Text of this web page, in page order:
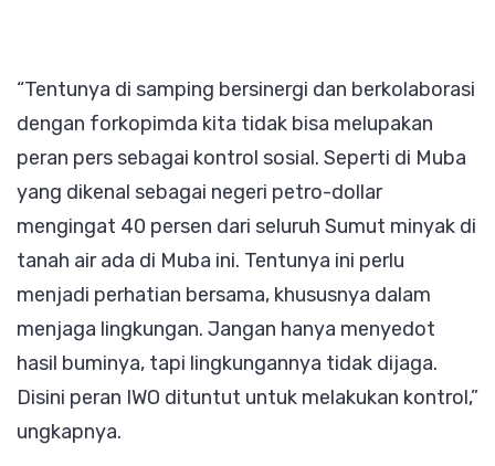
“Tentunya di samping bersinergi dan berkolaborasi
dengan forkopimda kita tidak bisa melupakan
peran pers sebagai kontrol sosial. Seperti di Muba
yang dikenal sebagai negeri petro-dollar
mengingat 40 persen dari seluruh Sumut minyak di
tanah air ada di Muba ini. Tentunya ini perlu
menjadi perhatian bersama, khususnya dalam
menjaga lingkungan. Jangan hanya menyedot
hasil buminya, tapi lingkungannya tidak dijaga.
Disini peran IWO dituntut untuk melakukan kontrol,”
ungkapnya.